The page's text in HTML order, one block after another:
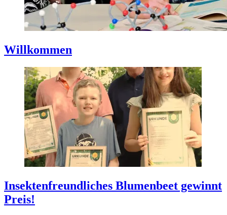
Willkommen
Gepostet
September
Von
Marian
Münch
Insektenfreundliches Blumenbeet gewinnt
Preis!